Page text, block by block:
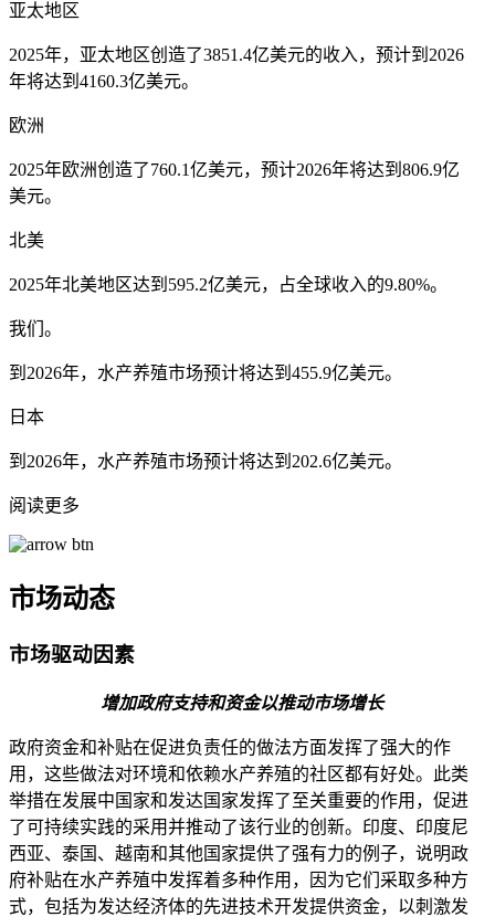
亚太地区
2025年，亚太地区创造了3851.4亿美元的收入，预计到2026
年将达到4160.3亿美元。
欧洲
2025年欧洲创造了760.1亿美元，预计2026年将达到806.9亿
美元。
北美
2025年北美地区达到595.2亿美元，占全球收入的9.80%。
我们。
到2026年，水产养殖市场预计将达到455.9亿美元。
日本
到2026年，水产养殖市场预计将达到202.6亿美元。
阅读更多
市场动态
市场驱动因素
增加政府支持和资金以推动市场增长
政府资金和补贴在促进负责任的做法方面发挥了强大的作
用，这些做法对环境和依赖水产养殖的社区都有好处。此类
举措在发展中国家和发达国家发挥了至关重要的作用，促进
了可持续实践的采用并推动了该行业的创新。印度、印度尼
西亚、泰国、越南和其他国家提供了强有力的例子，说明政
府补贴在水产养殖中发挥着多种作用，因为它们采取多种方
式，包括为发达经济体的先进技术开发提供资金，以刺激发